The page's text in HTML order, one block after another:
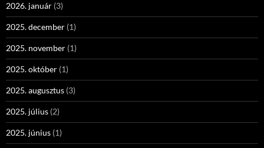
2026. január (3)
2025. december (1)
2025. november (1)
2025. október (1)
2025. augusztus (3)
2025. július (2)
2025. június (1)